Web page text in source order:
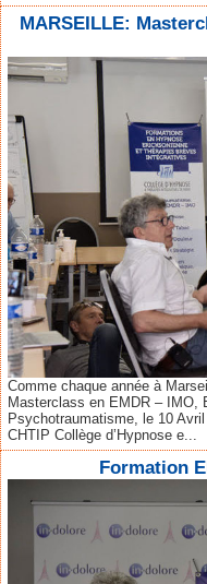
MARSEILLE:
Comme chaque année à
Masterclass en EMDR – IMO,
Psychotraumatisme, le 10
CHTIP Collège d’Hypnose e...
Formation